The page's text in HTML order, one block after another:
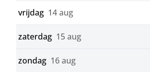
vrijdag 14 aug
zaterdag 15 aug
zondag 16 aug